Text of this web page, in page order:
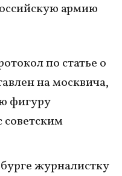
армию
по статье о
на москвича,
фигуру
журналистку